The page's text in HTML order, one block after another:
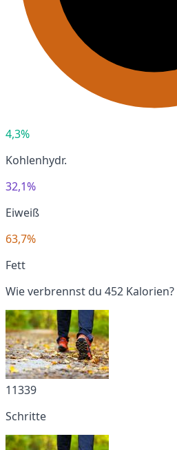
4,3%
Kohlenhydr.
32,1%
Eiweiß
63,7%
Fett
Wie verbrennst du 452 Kalorien?
11339
Schritte